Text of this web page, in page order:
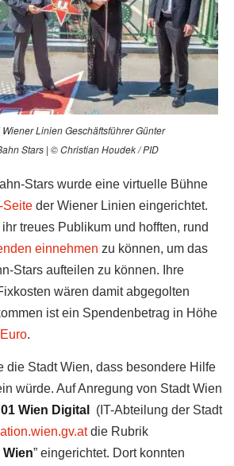
Linien Geschäftsführer Günter
Stars | © Christian Houdek / PID
Stars wurde eine virtuelle Bühne
Seite der Wiener Linien eingerichtet.
treues Publikum und hofften, rund
einnehmen zu können, um das
Stars aufteilen zu können. Ihre
wären damit abgegolten
ist ein Spendenbetrag in Höhe
.
die Stadt Wien, dass besondere Hilfe
würde. Auf Anregung von Stadt Wien
01 Wien Digital
(IT-Abteilung der Stadt
die Rubrik
” eingerichtet. Dort konnten